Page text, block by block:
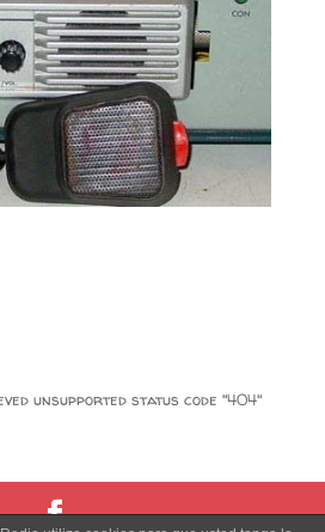
unsupported status code "404"